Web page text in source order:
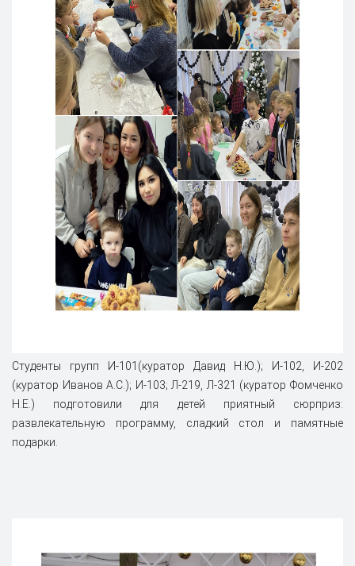
Студенты групп И-101(куратор Давид Н.Ю.); И-102, И-202
(куратор Иванов А.С.); И-103; Л-219, Л-321 (куратор Фомченко
Н.Е.) подготовили для детей приятный сюрприз:
развлекательную программу, сладкий стол и памятные
подарки.